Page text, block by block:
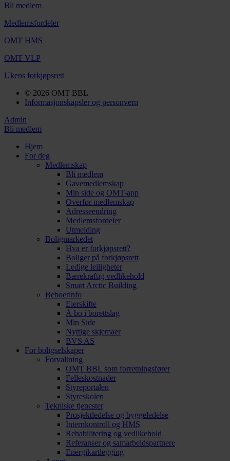
Bli medlem
Medlemsfordeler
OMT HMS
OMT VLP
Ukens forkjøpsrett
© 2026 OMT BBL
Informasjonskapsler og personvern
Admin
Bli medlem
Hjem
For deg
Medlemskap
Bli medlem
Gavemedlemskap
Min side og OMT-app
Overfør medlemskap
Adresseendring
Medlemsfordeler
Utmelding
Boligmarkedet
Hva er forkjøpsrett?
Boliger på forkjøpsrett
Ledige leiligheter
Bærekraftig vedlikehold
Smart Arctic Building
Beboerinfo
Eierskifte
Å bo i borettslag
Min Side
Nyttige skjemaer
BVS AS
For boligselskaper
Forvaltning
OMT BBL som forretningsfører
Felleskostnader
Styreportalen
Styreskolen
Tekniske tjenester
Prosjektledelse og byggeledelse
Internkontroll og HMS
Rehabilitering og vedlikehold
Referanser og samarbeidspartnere
Energikartlegging